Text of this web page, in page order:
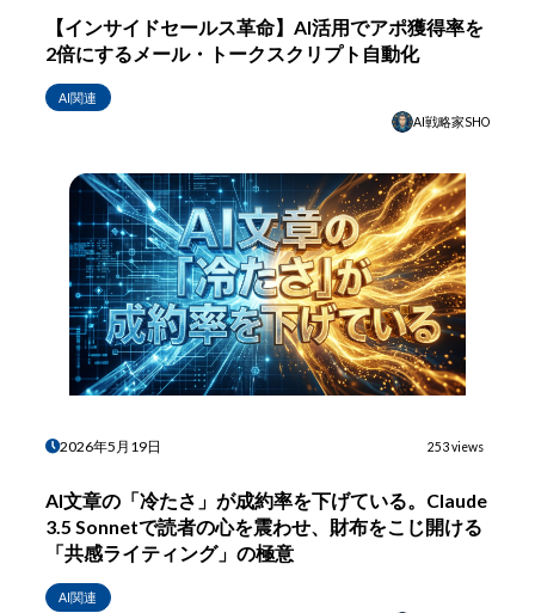
【インサイドセールス革命】AI活用でアポ獲得率を
2倍にするメール・トークスクリプト自動化
AI関連
AI戦略家SHO
2026年5月19日 253 views
AI文章の「冷たさ」が成約率を下げている。Claude
3.5 Sonnetで読者の心を震わせ、財布をこじ開ける
「共感ライティング」の極意
AI関連